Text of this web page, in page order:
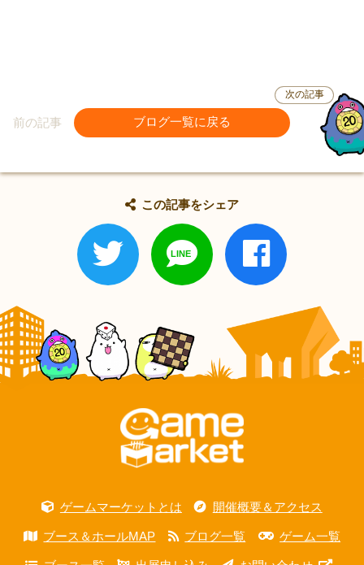
前の記事 ブログ一覧に戻る
次の記事
この記事をシェア
ゲームマーケットとは 開催概要＆アクセス
ブース＆ホールMAP ブログ一覧 ゲーム一覧